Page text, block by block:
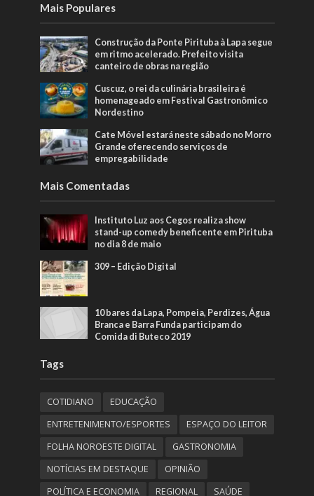
Mais Populares
Construção da Ponte Pirituba à Lapa segue
em ritmo acelerado. Prefeito visita
canteiro de obras na região
Cuscuz, o rei da culinária brasileira é
homenageado em Festival Gastronômico
Nordestino
Cate Móvel estará neste sábado no Morro
Grande oferecendo serviços de
empregabilidade
Mais Comentadas
Instituto Luz aos Cegos realiza show
stand-up comedy beneficente em Pirituba
no dia 8 de maio
309 – Edição Digital
10 bares da Lapa, Pompeia, Perdizes, Água
Branca e Barra Funda participam do
Comida di Buteco 2019
Tags
COTIDIANO
EDUCAÇÃO
ENTRETENIMENTO/ESPORTES
ESPAÇO DO LEITOR
FOLHA NOROESTE DIGITAL
GASTRONOMIA
NOTÍCIAS EM DESTAQUE
OPINIÃO
POLÍTICA E ECONOMIA
REGIONAL SAÚDE